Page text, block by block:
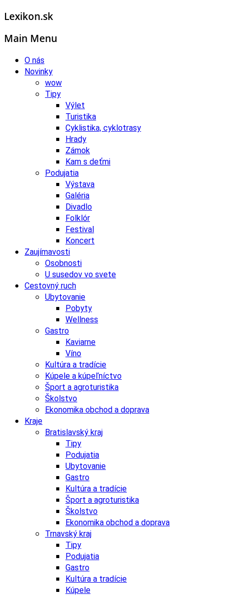
Lexikon.sk
Main Menu
O nás
Novinky
wow
Tipy
Výlet
Turistika
Cyklistika, cyklotrasy
Hrady
Zámok
Kam s deťmi
Podujatia
Výstava
Galéria
Divadlo
Folklór
Festival
Koncert
Zaujímavosti
Osobnosti
U susedov vo svete
Cestovný ruch
Ubytovanie
Pobyty
Wellness
Gastro
Kaviarne
Víno
Kultúra a tradície
Kúpele a kúpeľníctvo
Šport a agroturistika
Školstvo
Ekonomika obchod a doprava
Kraje
Bratislavský kraj
Tipy
Podujatia
Ubytovanie
Gastro
Kultúra a tradície
Šport a agroturistika
Školstvo
Ekonomika obchod a doprava
Trnavský kraj
Tipy
Podujatia
Gastro
Kultúra a tradície
Kúpele